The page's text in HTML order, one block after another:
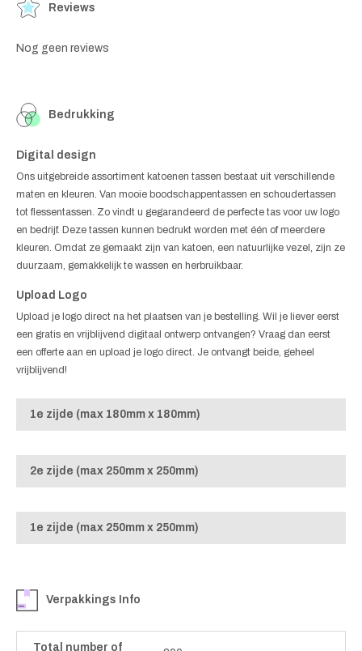
Reviews
Nog geen reviews
Bedrukking
Digital design
Ons uitgebreide assortiment katoenen tassen bestaat uit verschillende
maten en kleuren. Van mooie boodschappentassen en schoudertassen
tot flessentassen. Zo vindt u gegarandeerd de perfecte tas voor uw logo
en bedrijf. Deze tassen kunnen bedrukt worden met één of meerdere
kleuren. Omdat ze gemaakt zijn van katoen, een natuurlijke vezel, zijn ze
duurzaam, gemakkelijk te wassen en herbruikbaar.
Upload Logo
Upload je logo direct na het plaatsen van je bestelling. Wil je liever eerst
een gratis en vrijblijvend digitaal ontwerp ontvangen? Vraag dan eerst
een offerte aan en upload je logo direct. Je ontvangt beide, geheel
vrijblijvend!
1e zijde (max 180mm x 180mm)
2e zijde (max 250mm x 250mm)
1e zijde (max 250mm x 250mm)
Verpakkings Info
Total number of